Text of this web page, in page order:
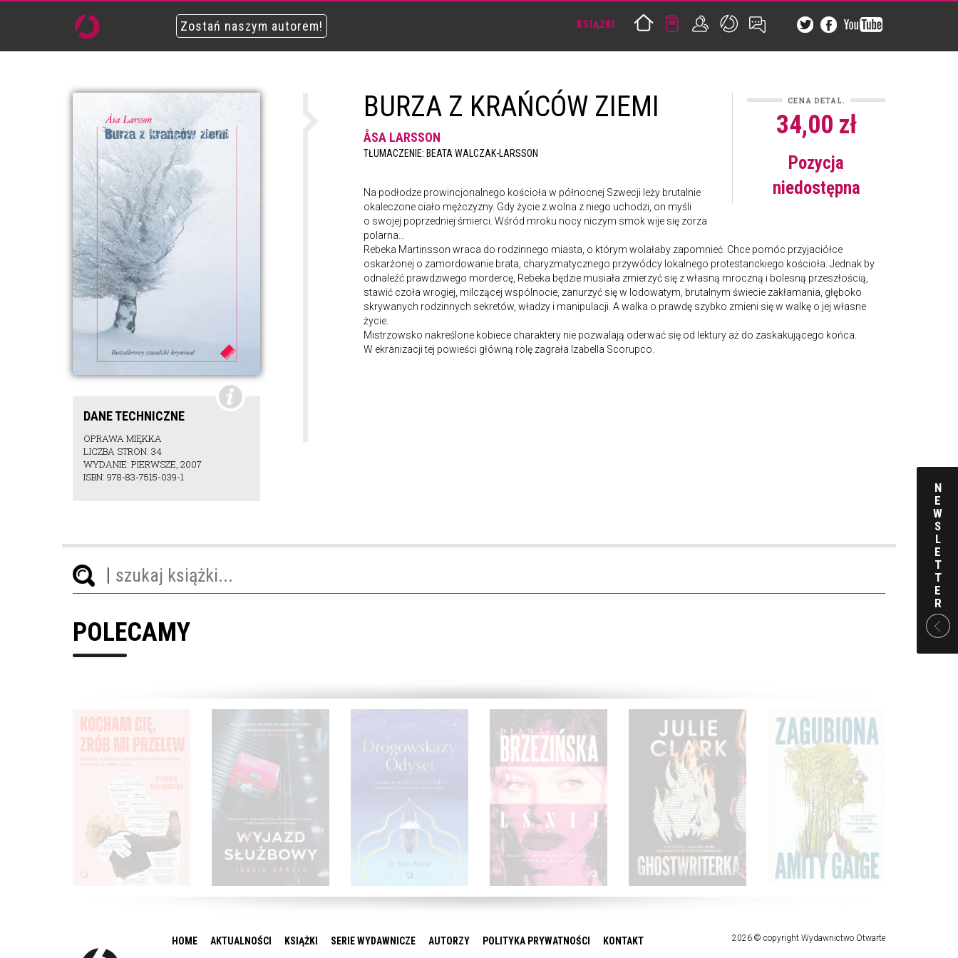
Zostań naszym autorem! KSIĄŻKI
DANE TECHNICZNE
OPRAWA MIĘKKA
LICZBA STRON: 34
WYDANIE: PIERWSZE, 2007
ISBN: 978-83-7515-039-1
CENA DETAL.
34,00 zł
Pozycja
niedostępna
BURZA Z KRAŃCÓW ZIEMI
ÅSA LARSSON
TŁUMACZENIE: BEATA WALCZAK-LARSSON
Na podłodze prowincjonalnego kościoła w północnej Szwecji leży brutalnie
okaleczone ciało mężczyzny. Gdy życie z wolna z niego uchodzi, on myśli
o swojej poprzedniej śmierci. Wśród mroku nocy niczym smok wije się zorza
polarna...
Rebeka Martinsson wraca do rodzinnego miasta, o którym wolałaby zapomnieć. Chce pomóc przyjaciółce
oskarżonej o zamordowanie brata, charyzmatycznego przywódcy lokalnego protestanckiego kościoła. Jednak by
odnaleźć prawdziwego mordercę, Rebeka będzie musiała zmierzyć się z własną mroczną i bolesną przeszłością,
stawić czoła wrogiej, milczącej wspólnocie, zanurzyć się w lodowatym, brutalnym świecie zakłamania, głęboko
skrywanych rodzinnych sekretów, władzy i manipulacji. A walka o prawdę szybko zmieni się w walkę o jej własne
życie.
Mistrzowsko nakreślone kobiece charaktery nie pozwalają oderwać się od lektury aż do zaskakującego końca.
W ekranizacji tej powieści główną rolę zagrała Izabella Scorupco.
POLECAMY
HOME AKTUALNOŚCI KSIĄŻKI SERIE WYDAWNICZE AUTORZY POLITYKA PRYWATNOŚCI KONTAKT 2026 © copyright Wydawnictwo Otwarte
N
E
W
S
L
E
T
T
E
R